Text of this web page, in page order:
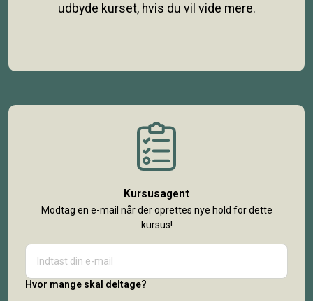
udbyde kurset, hvis du vil vide mere.
Kursusagent
Modtag en e-mail når der oprettes nye hold for dette
kursus!
Hvor mange skal deltage?